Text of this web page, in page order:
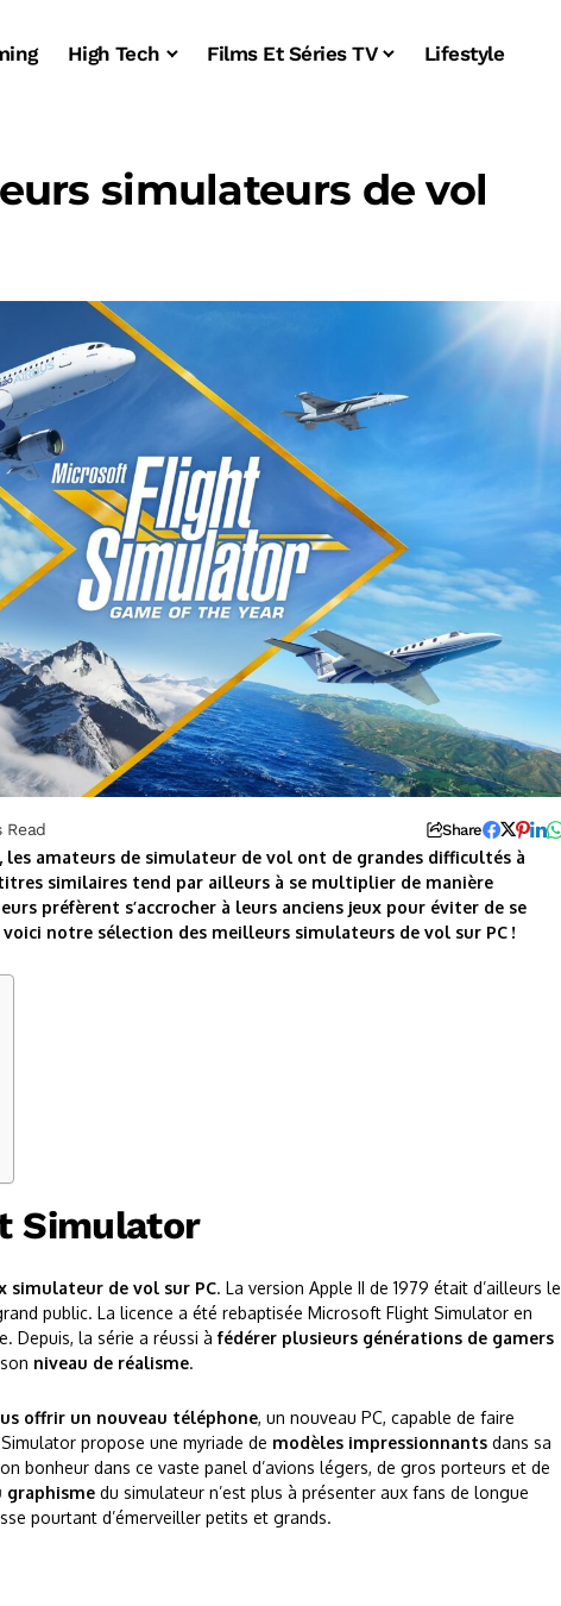
High Tech Films Et Séries TV Lifestyle
simulateurs de vol
Read Share
les amateurs de simulateur de vol ont de grandes difficultés à
similaires tend par ailleurs à se multiplier de manière
préfèrent s’accrocher à leurs anciens jeux pour éviter de se
notre sélection des meilleurs simulateurs de vol sur PC !
Simulator
simulateur de vol sur PC. La version Apple II de 1979 était d’ailleurs le
public. La licence a été rebaptisée Microsoft Flight Simulator en
Depuis, la série a réussi àfédérer plusieurs générations de gamers
niveau de réalisme.
offrir un nouveau téléphone, un nouveau PC, capable de faire
propose une myriade de modèles impressionnants dans sa
bonheur dans ce vaste panel d’avions légers, de gros porteurs et de
graphisme du simulateur n’est plus à présenter aux fans de longue
pourtant d’émerveiller petits et grands.